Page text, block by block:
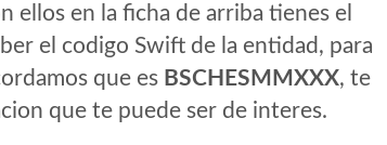
ellos en la ficha de arriba tienes el
el codigo Swift de la entidad, para
que es BSCHESMMXXX, te
que te puede ser de interes.